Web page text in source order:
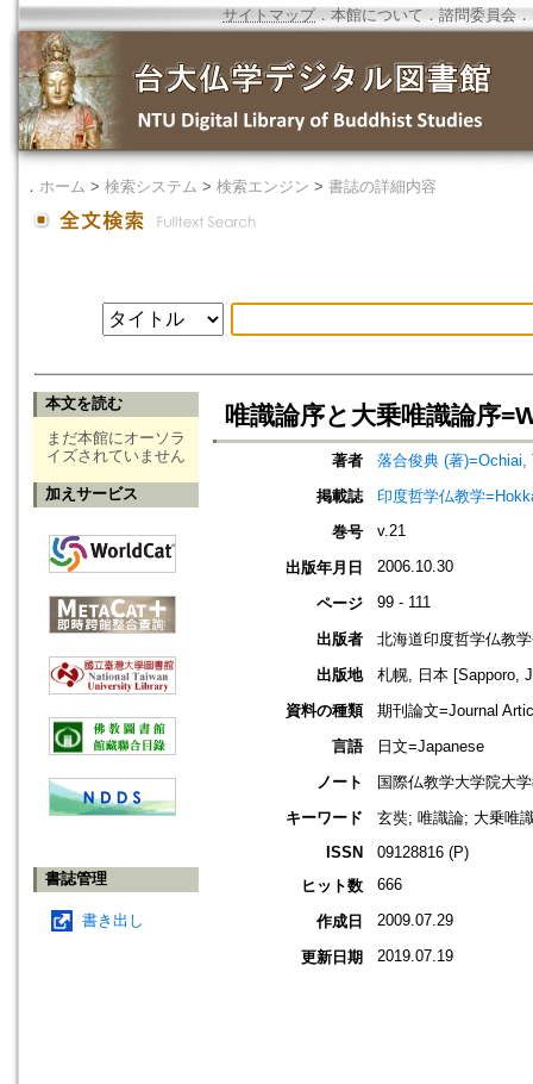
サイトマップ．本館について ． 諮問委員会 ．
． ホーム > 検索システム > 検索エンジン > 書誌の詳細内容
本文を読む
まだ本館にオーソラ
イズされていません
加えサービス
書誌管理
書き出し
唯識論序と大乗唯識論序
著者
落合俊典 (著)=Ochiai,
掲載誌
印度哲学仏教学
巻号
v.21
出版年月日 2006.10.30
ページ 99 - 111
出版者
北海道印度哲学仏教
出版地
札幌, 日本 [Sapporo,
資料の種類
期刊論文=Journal
言語
日文=Japanese
ノート
国際仏教学大学院大
キーワード
玄奘; 唯識論; 大乗唯
ISSN
09128816 (P)
ヒット数
666
作成日 2009.07.29
更新日期 2019.07.19